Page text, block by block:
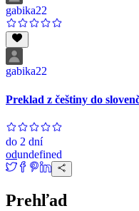
gabika22
gabika22
Preklad z češtiny do
do 2 dní
odundefined
Prehľad